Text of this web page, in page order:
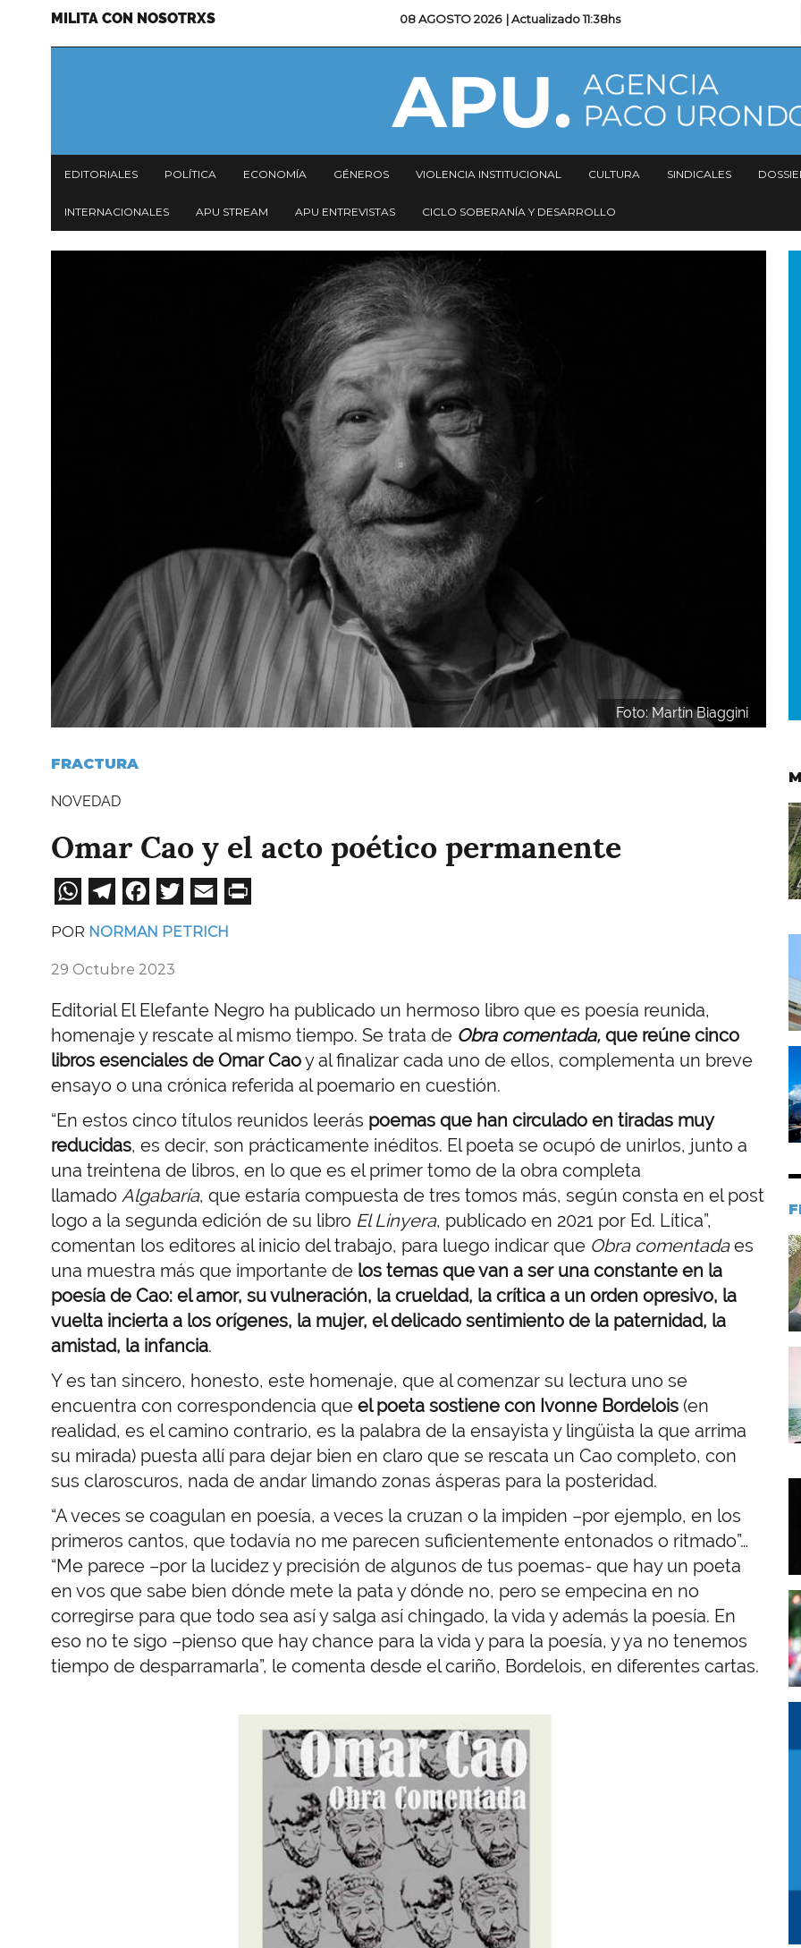
Menu
MILITA CON NOSOTRXS 08 AGOSTO 2026 | Actualizado11:38hs
Navegación
principal
EDITORIALES POLÍTICA ECONOMÍA GÉNEROS VIOLENCIA INSTITUCIONAL CULTURA SINDICALES
INTERNACIONALES APU STREAM APU ENTREVISTAS CICLO SOBERANÍA Y DESARROLLO
Foto: Martín Biaggini
FRACTURA
NOVEDAD
Omar Cao y el acto poético permanente
WhatsApp
Telegram
Facebook
Twitter
Email
POR NORMAN PETRICH
29 Octubre 2023
Editorial El Elefante Negro ha publicado un hermoso libro que es poesía reunida,
homenaje y rescate al mismo tiempo. Se trata de Obra comentada, que reúne cinco
libros esenciales de Omar Caoy al finalizar cada uno de ellos, complementa un breve
ensayo o una crónica referida al poemario en cuestión.
“En estos cinco títulos reunidos leerás poemas que han circulado en tiradas muy
reducidas, es decir, son prácticamente inéditos. El poeta se ocupó de unirlos, junto a
una treintena de libros, en lo que es el primer tomo de la obra completa
llamado Algabaría, que estaría compuesta de tres tomos más, según consta en el post
logo a la segunda edición de su libro El Linyera, publicado en 2021 por Ed. Lítica”,
comentan los editores al inicio del trabajo, para luego indicar que Obra comentadaes
una muestra más que importante de los temas que van a ser una constante en la
poesía de Cao: el amor, su vulneración, la crueldad, la crítica a un orden opresivo, la
vuelta incierta a los orígenes, la mujer, el delicado sentimiento de la paternidad, la
amistad, la infancia.
Y es tan sincero, honesto, este homenaje, que al comenzar su lectura uno se
encuentra con correspondencia que el poeta sostiene con Ivonne Bordelois (en
realidad, es el camino contrario, es la palabra de la ensayista y lingüista la que arrima
su mirada) puesta allí para dejar bien en claro que se rescata un Cao completo, con
sus claroscuros, nada de andar limando zonas ásperas para la posteridad.
“A veces se coagulan en poesía, a veces la cruzan o la impiden –por ejemplo, en los
primeros cantos, que todavía no me parecen suficientemente entonados o ritmado”…
“Me parece –por la lucidez y precisión de algunos de tus poemas- que hay un poeta
en vos que sabe bien dónde mete la pata y dónde no, pero se empecina en no
corregirse para que todo sea así y salga así chingado, la vida y además la poesía. En
eso no te sigo –pienso que hay chance para la vida y para la poesía, y ya no tenemos
tiempo de desparramarla”, le comenta desde el cariño, Bordelois, en diferentes cartas.